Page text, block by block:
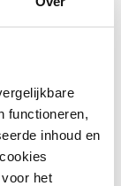
functioneren,
inhoud en
het
Cm M200